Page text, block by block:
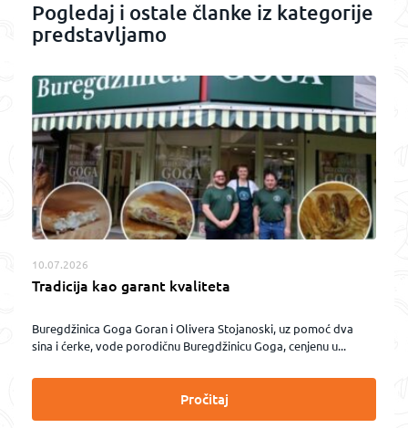
Pogledaj i ostale članke iz kategorije
predstavljamo
10.07.2026
Tradicija kao garant kvaliteta
Buregdžinica Goga Goran i Olivera Stojanoski, uz pomoć dva
sina i ćerke, vode porodičnu Buregdžinicu Goga, cenjenu u...
Pročitaj